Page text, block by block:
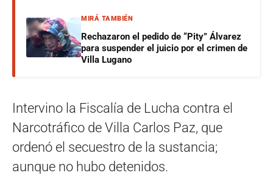
MIRÁ TAMBIÉN
Rechazaron el pedido de “Pity” Álvarez
para suspender el juicio por el crimen de
Villa Lugano
Intervino la Fiscalía de Lucha contra el
Narcotráfico de Villa Carlos Paz, que
ordenó el secuestro de la sustancia;
aunque no hubo detenidos.